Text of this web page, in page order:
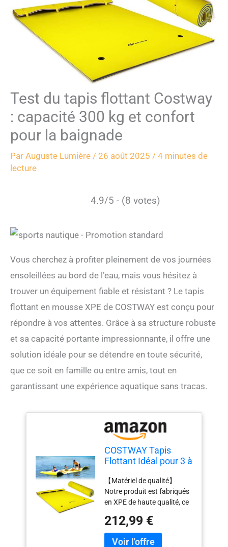
Test du tapis flottant Costway
: capacité 300 kg et confort
pour la baignade
Par Auguste Lumière / 26 août 2025 / 4 minutes de
lecture
4.9/5 - (8 votes)
Vous cherchez à profiter pleinement de vos journées
ensoleillées au bord de l’eau, mais vous hésitez à
trouver un équipement fiable et résistant ? Le tapis
flottant en mousse XPE de COSTWAY est conçu pour
répondre à vos attentes. Grâce à sa structure robuste
et sa capacité portante impressionnante, il offre une
solution idéale pour se détendre en toute sécurité,
que ce soit en famille ou entre amis, tout en
garantissant une expérience aquatique sans tracas.
COSTWAY Tapis
Flottant Idéal pour 3 à
Capacité de Charge
de 300 KG Matelas
Flottant pour Mer,
Piscine et Lac 270 x
180 x 3,5 CM (Jaune)
【Matériel de qualité】
Notre produit est fabriqués
en XPE de haute qualité, ce
n’absorbe pas l’eau, il flotte
légèrement sur l’eau et il est
aussi doux, durable et
212,99 €